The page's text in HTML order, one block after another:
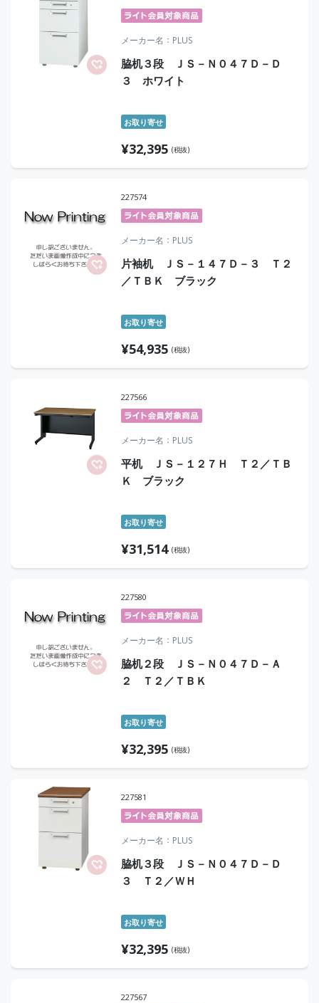
メーカー名 PLUS
脇机３段 ＪＳ－Ｎ０４７Ｄ－Ｄ
３ ホワイト
お取り寄せ
¥32,395 (税抜)
227574
メーカー名 PLUS
片袖机 ＪＳ－１４７Ｄ－３ Ｔ２
／ＴＢＫ ブラック
お取り寄せ
¥54,935 (税抜)
227566
メーカー名 PLUS
平机 ＪＳ－１２７Ｈ Ｔ２／ＴＢ
Ｋ ブラック
お取り寄せ
¥31,514 (税抜)
227580
メーカー名 PLUS
脇机２段 ＪＳ－Ｎ０４７Ｄ－Ａ
２ Ｔ２／ＴＢＫ
お取り寄せ
¥32,395 (税抜)
227581
メーカー名 PLUS
脇机３段 ＪＳ－Ｎ０４７Ｄ－Ｄ
３ Ｔ２／ＷＨ
お取り寄せ
¥32,395 (税抜)
227567